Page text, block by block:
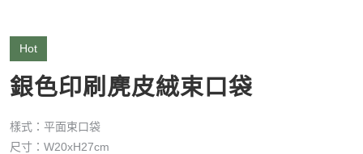
Hot
銀色印刷麂皮絨束口袋
樣式：平面束口袋
尺寸：W20xH27cm